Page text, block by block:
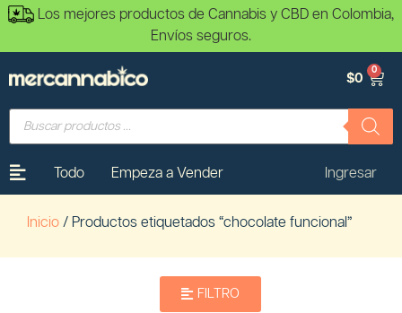
Los mejores productos de Cannabis y CBD en Colombia,
Envíos seguros.
$0
0
Todo Empeza a Vender Ingresar
Inicio / Productos etiquetados “chocolate funcional”
FILTRO